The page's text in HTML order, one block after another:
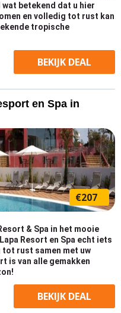
betekend dat u hier
en volledig tot rust kan
tropische
BEKIJK DEAL
en Spa in
€207
& Spa in het mooie
Resort en Spa echt iets
rust samen met uw
is van alle gemakken
BEKIJK DEAL